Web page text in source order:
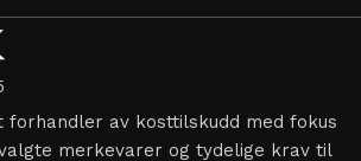
forhandler av kosttilskudd med fokus
merkevarer og tydelige krav til